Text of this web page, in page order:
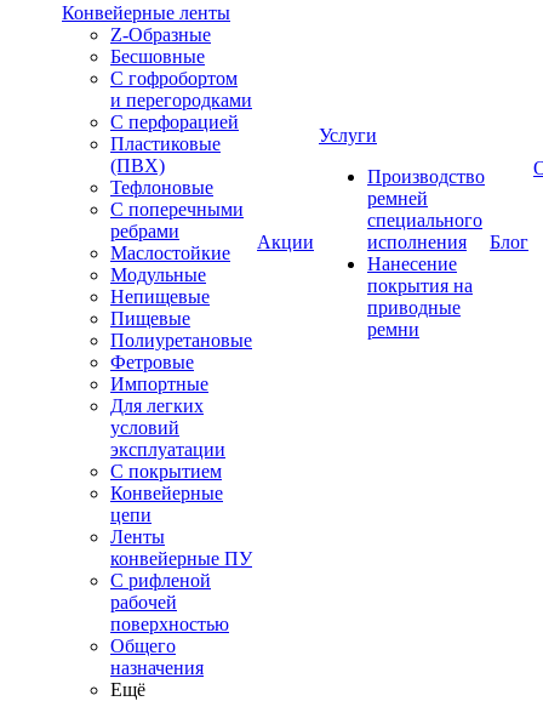
Конвейерные ленты
Z-Образные
Бесшовные
С гофробортом
и перегородками
С перфорацией
Пластиковые
(ПВХ)
Тефлоновые
С поперечными
ребрами
Маслостойкие
Модульные
Непищевые
Пищевые
Полиуретановые
Фетровые
Импортные
Для легких
условий
эксплуатации
С покрытием
Конвейерные
цепи
Ленты
конвейерные ПУ
С рифленой
рабочей
поверхностью
Общего
назначения
Ещё
Акции
Услуги
Производство
ремней
специального
исполнения
Нанесение
покрытия на
приводные
ремни
Блог